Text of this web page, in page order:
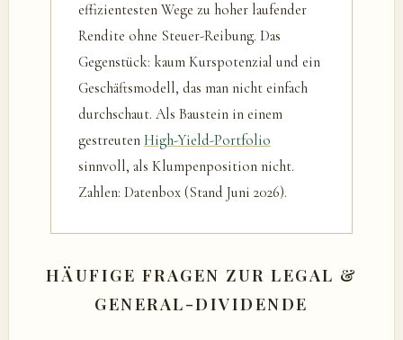
effizientesten Wege zu hoher laufender
Rendite ohne Steuer-Reibung. Das
Gegenstück: kaum Kurspotenzial und ein
Geschäftsmodell, das man nicht einfach
durchschaut. Als Baustein in einem
gestreuten High-Yield-Portfolio
sinnvoll, als Klumpenposition nicht.
Zahlen: Datenbox (Stand Juni 2026).
HÄUFIGE FRAGEN ZUR LEGAL &
GENERAL-DIVIDENDE